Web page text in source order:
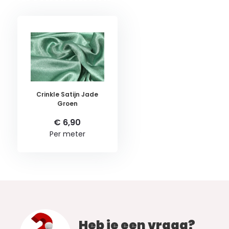
Crinkle Satijn Jade
Groen
€ 6,90
Per meter
Heb je een vraag?